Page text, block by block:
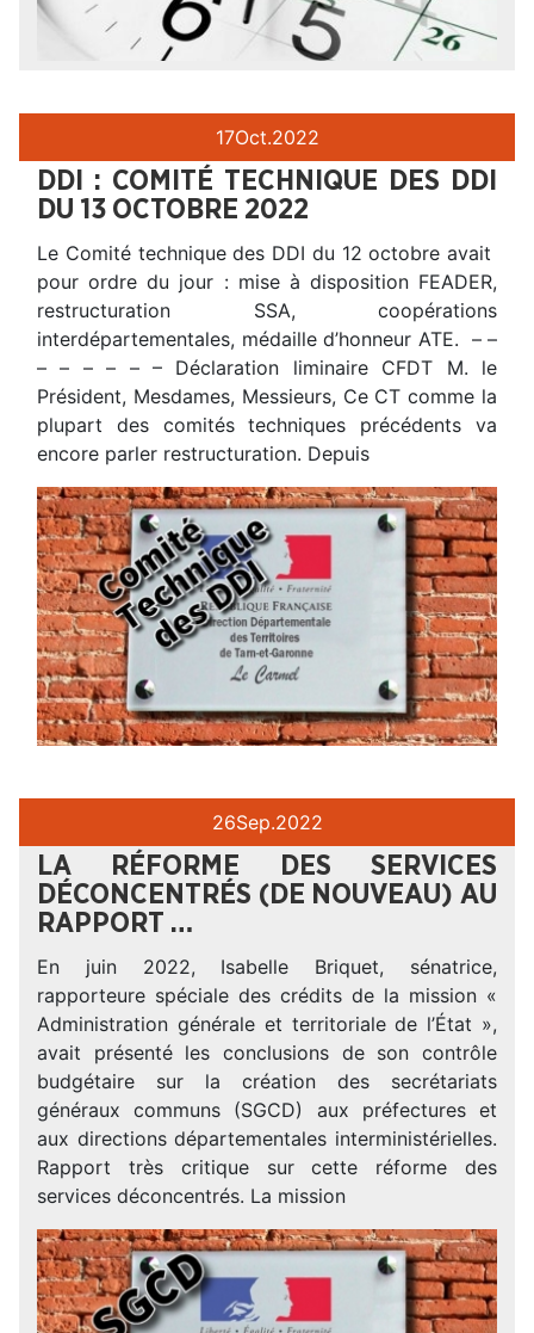
17Oct.2022
DDI : COMITÉ TECHNIQUE DES DDI
DU 13 OCTOBRE 2022
Le Comité technique des DDI du 12 octobre avait
pour ordre du jour : mise à disposition FEADER,
restructuration SSA, coopérations
interdépartementales, médaille d’honneur ATE. – –
– – – – – – Déclaration liminaire CFDT M. le
Président, Mesdames, Messieurs, Ce CT comme la
plupart des comités techniques précédents va
encore parler restructuration. Depuis
26Sep.2022
LA RÉFORME DES SERVICES
DÉCONCENTRÉS (DE NOUVEAU) AU
RAPPORT …
En juin 2022, Isabelle Briquet, sénatrice,
rapporteure spéciale des crédits de la mission «
Administration générale et territoriale de l’État »,
avait présenté les conclusions de son contrôle
budgétaire sur la création des secrétariats
généraux communs (SGCD) aux préfectures et
aux directions départementales interministérielles.
Rapport très critique sur cette réforme des
services déconcentrés. La mission